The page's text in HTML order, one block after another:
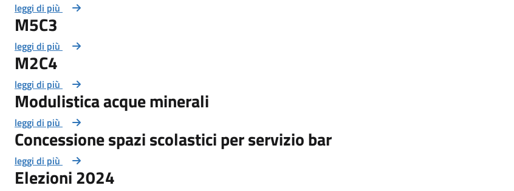
leggi di più
M5C3
leggi di più
M2C4
leggi di più
Modulistica acque minerali
leggi di più
Concessione spazi scolastici per servizio bar
leggi di più
Elezioni 2024